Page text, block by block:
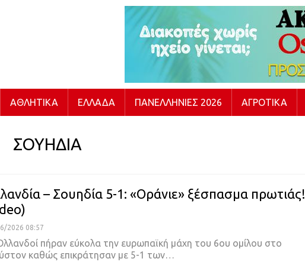
ΑΘΛΗΤΙΚΆ ΕΛΛΆΔΑ ΠΑΝΕΛΛΉΝΙΕΣ 2026 ΑΓΡΟΤΙΚΆ
ΣΟΥΗΔΙΑ
– Σουηδία 5-1: «Οράνιε» ξέσπασμα πρωτιάς!
2026 08:57
πήραν εύκολα την ευρωπαϊκή μάχη του 6ου ομίλου στο
καθώς επικράτησαν με 5-1 των…